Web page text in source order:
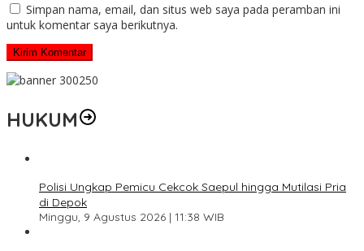
Simpan nama, email, dan situs web saya pada peramban ini
untuk komentar saya berikutnya.
HUKUM
Polisi Ungkap Pemicu Cekcok Saepul hingga Mutilasi Pria
di Depok
Minggu, 9 Agustus 2026 | 11:38 WIB